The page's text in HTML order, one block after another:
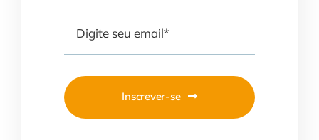
Inscrever-se